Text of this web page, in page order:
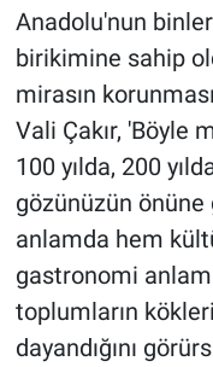
Anadolu'nun
birikimine sahip
mirasın
Vali Çakır, 'Böyle
100 yılda, 200
gözünüzün
anlamda hem
gastronomi
toplumların
dayandığını